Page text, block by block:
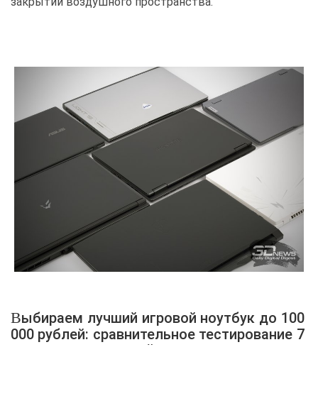
Выбираем лучший игровой ноутбук до 100
000 рублей: сравнительное тестирование 7
интересных моделей